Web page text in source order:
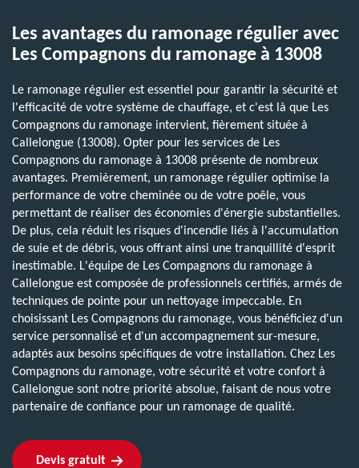
Les avantages du ramonage régulier avec
Les Compagnons du ramonage à 13008
Le ramonage régulier est essentiel pour garantir la sécurité et
l'efficacité de votre système de chauffage, et c'est là que Les
Compagnons du ramonage intervient, fièrement située à
Callelongue (13008). Opter pour les services de Les
Compagnons du ramonage à 13008 présente de nombreux
avantages. Premièrement, un ramonage régulier optimise la
performance de votre cheminée ou de votre poêle, vous
permettant de réaliser des économies d'énergie substantielles.
De plus, cela réduit les risques d'incendie liés à l'accumulation
de suie et de débris, vous offrant ainsi une tranquillité d'esprit
inestimable. L'équipe de Les Compagnons du ramonage à
Callelongue est composée de professionnels certifiés, armés de
techniques de pointe pour un nettoyage impeccable. En
choisissant Les Compagnons du ramonage, vous bénéficiez d'un
service personnalisé et d'un accompagnement sur-mesure,
adaptés aux besoins spécifiques de votre installation. Chez Les
Compagnons du ramonage, votre sécurité et votre confort à
Callelongue sont notre priorité absolue, faisant de nous votre
partenaire de confiance pour un ramonage de qualité.
Devis gratuit